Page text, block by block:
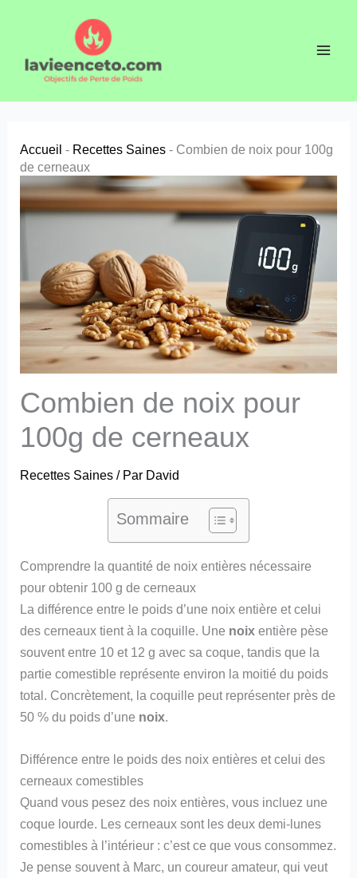
Accueil - Recettes Saines - Combien de noix pour 100g
de cerneaux
Combien de noix pour
100g de cerneaux
Recettes Saines / Par David
Sommaire
Comprendre la quantité de noix entières nécessaire
pour obtenir 100 g de cerneaux
La différence entre le poids d’une noix entière et celui
des cerneaux tient à la coquille. Une noix entière pèse
souvent entre 10 et 12 g avec sa coque, tandis que la
partie comestible représente environ la moitié du poids
total. Concrètement, la coquille peut représenter près de
50 % du poids d’une noix.
Différence entre le poids des noix entières et celui des
cerneaux comestibles
Quand vous pesez des noix entières, vous incluez une
coque lourde. Les cerneaux sont les deux demi-lunes
comestibles à l’intérieur : c’est ce que vous consommez.
Je pense souvent à Marc, un coureur amateur, qui veut